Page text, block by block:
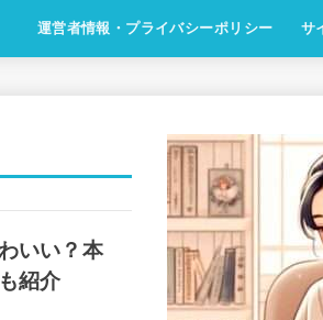
運営者情報・プライバシーポリシー サ
いい？本
紹介